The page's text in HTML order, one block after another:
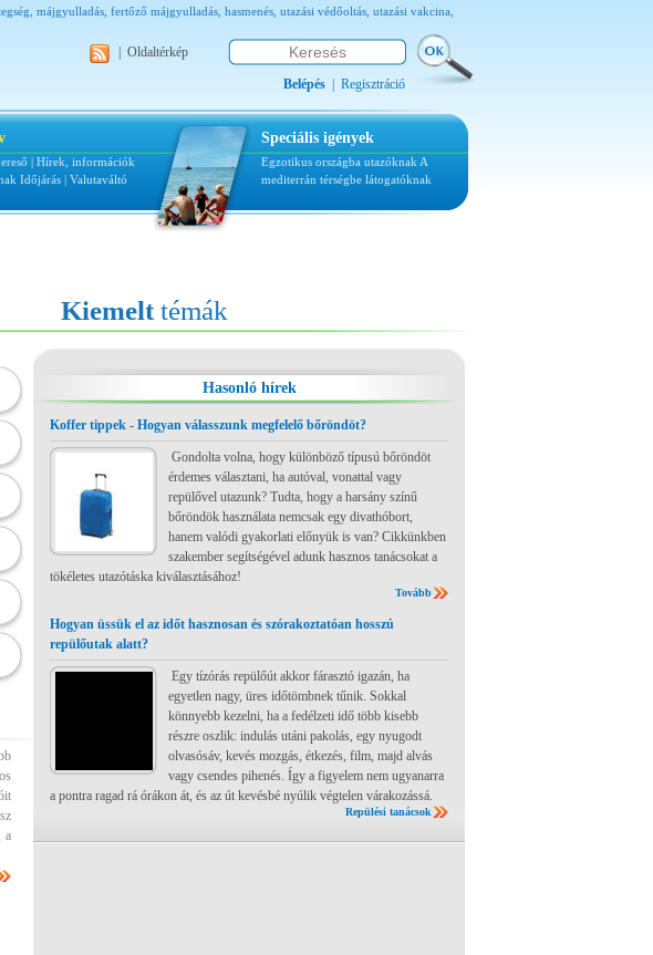
májgyulladás, fertőző májgyulladás, hasmenés, utazási védőoltás, utazási vakcina,
Oldaltérkép
Belépés Regisztráció
| Hírek, információk
Időjárás | Valutaváltó
Speciális igények
Egzotikus országba utazóknak A
mediterrán térségbe látogatóknak
a
Kiemelttémák
Hasonló hírek
Koffer tippek - Hogyan válasszunk megfelelő bőröndöt?
Gondolta volna, hogy különböző típusú bőröndöt
érdemes választani, ha autóval, vonattal vagy
repülővel utazunk? Tudta, hogy a harsány színű
bőröndök használata nemcsak egy divathóbort,
hanem valódi gyakorlati előnyük is van? Cikkünkben
szakember segítségével adunk hasznos tanácsokat a
tökéletes utazótáska kiválasztásához!
Tovább
Hogyan üssük el az időt hasznosan és szórakoztatóan hosszú
repülőutak alatt?
Egy tízórás repülőút akkor fárasztó igazán, ha
egyetlen nagy, üres időtömbnek tűnik. Sokkal
könnyebb kezelni, ha a fedélzeti idő több kisebb
részre oszlik: indulás utáni pakolás, egy nyugodt
olvasósáv, kevés mozgás, étkezés, film, majd alvás
vagy csendes pihenés. Így a figyelem nem ugyanarra
a pontra ragad rá órákon át, és az út kevésbé nyúlik végtelen várakozássá.
Repülési tanácsok